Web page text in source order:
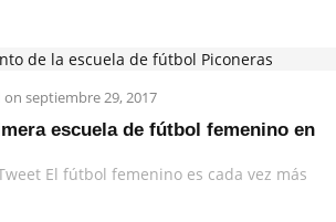
on septiembre 29, 2017
escuela de fútbol femenino en
El fútbol femenino es cada vez más